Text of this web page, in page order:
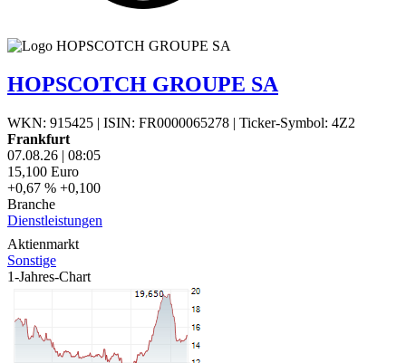
HOPSCOTCH GROUPE SA
WKN: 915425 | ISIN: FR0000065278 | Ticker-Symbol: 4Z2
Frankfurt
07.08.26 | 08:05
15,100 Euro
+0,67 % +0,100
Branche
Dienstleistungen
Aktienmarkt
Sonstige
1-Jahres-Chart